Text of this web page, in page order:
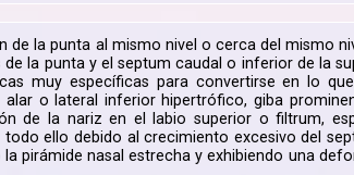
la punta al mismo nivel o cerca del mismo
la punta y el septum caudal o inferior de la
muy específicas para convertirse en lo
o lateral inferior hipertrófico, giba
de la nariz en el labio superior o filtrum,
ello debido al crecimiento excesivo del
pirámide nasal estrecha y exhibiendo una